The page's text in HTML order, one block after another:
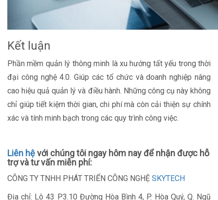
Kết luận
Phần mềm quản lý thông minh là xu hướng tất yếu trong thời
đại công nghệ 4.0. Giúp các tổ chức và doanh nghiệp nâng
cao hiệu quả quản lý và điều hành. Những công cụ này không
chỉ giúp tiết kiệm thời gian, chi phí mà còn cải thiện sự chính
xác và tính minh bạch trong các quy trình công việc.
Liên hệvới chúng tôi ngay hôm nay để nhận được hỗ
trợ và tư vấn miễn phí:
CÔNG TY TNHH PHÁT TRIỂN CÔNG NGHỆ SKYTECH
Địa chỉ: Lô 43 P3.10 Đường Hòa Bình 4, P. Hòa Quý, Q. Ngũ